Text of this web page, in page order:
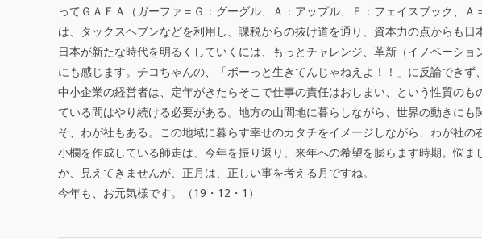
長
の
蛙
鳴
蝉
噪
（
ってＧＡＦＡ（ガーファ＝Ｇ：グーグル、Ａ：アップル、Ｆ：フェイスブック、
は、タックスヘブンなどを利用し、課税からの抜け道を通り、資本力の点からも日
日本が新たな時代を明るくしていくには、もっとチャレンジ、革新（イノベーシ
にも感じます。チコちゃんの、「ボーっと生きてんじゃねえよ！！」に反論でき
中小企業の経営者は、定年がきたらそこで仕事の責任はおしまい、という性質の
ている間はやり続ける必要がある。地方の山間地に暮らしながら、世界の動きに
そ、わが社もある。この地域に暮らす幸せのカタチをイメージしながら、わが社の
小欄を作成している師走は、今年を振り返り、来年への希望を膨らます時期。悩
か、見えてきませんが、正月は、正しい事を考える月ですね。
今年も、お元気様です。（19・12・1）